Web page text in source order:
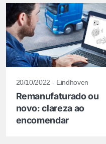
20/10/2022 - Eindhoven
Remanufaturado ou
novo: clareza ao
encomendar